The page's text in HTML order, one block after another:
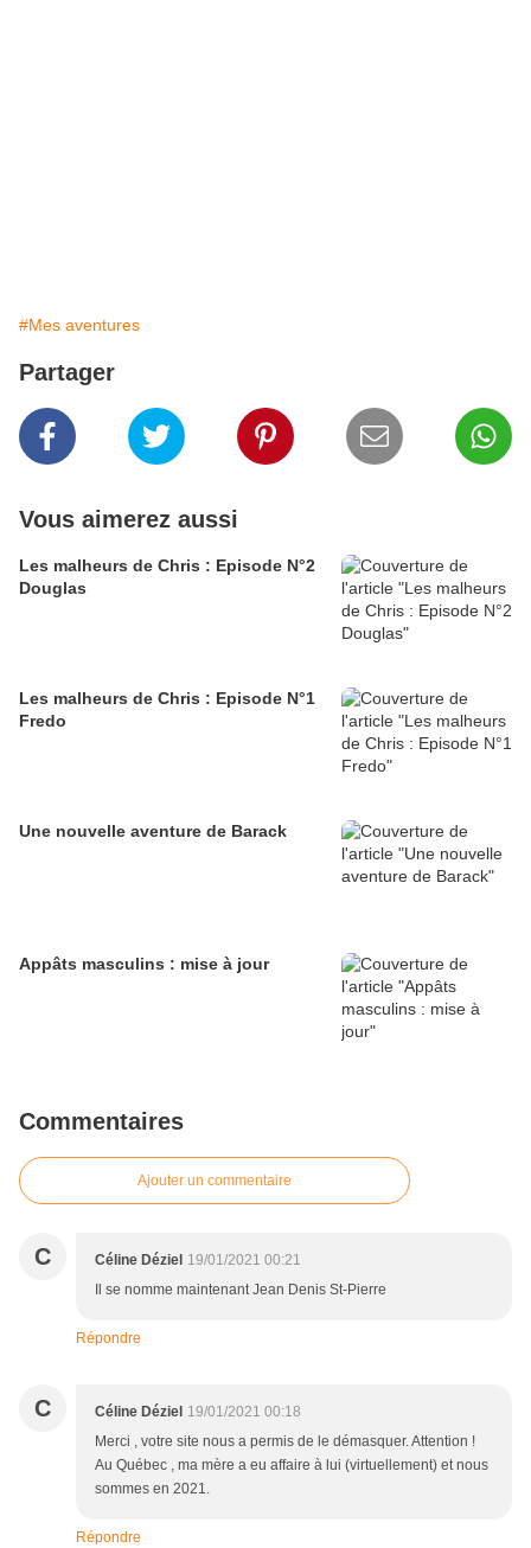
#Mes aventures
Partager
Vous aimerez aussi
Les malheurs de Chris : Episode N°2
Douglas
Les malheurs de Chris : Episode N°1
Fredo
Une nouvelle aventure de Barack
Appâts masculins : mise à jour
Commentaires
Ajouter un commentaire
C Céline Déziel 19/01/2021 00:21
Il se nomme maintenant Jean Denis St-Pierre
Répondre
C Céline Déziel 19/01/2021 00:18
Merci , votre site nous a permis de le démasquer. Attention !
Au Québec , ma mère a eu affaire à lui (virtuellement) et nous
sommes en 2021.
Répondre